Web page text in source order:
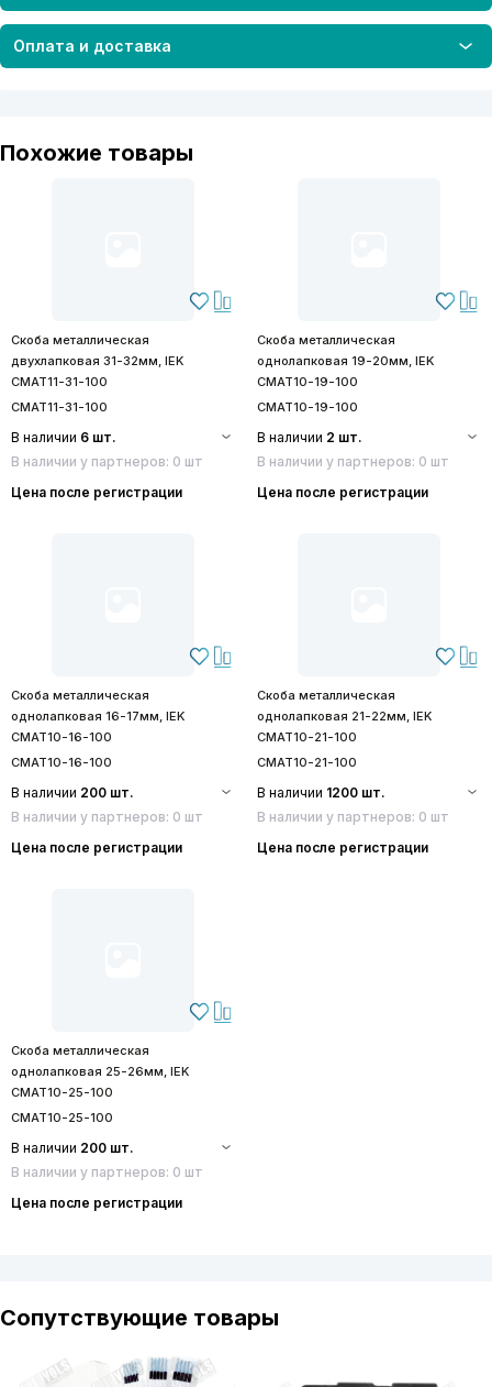
Оплата и доставка
Похожие товары
Скоба металлическая
двухлапковая 31-32мм, IEK
CMAT11-31-100
CMAT11-31-100
В наличии 6 шт.
В наличии у партнеров: 0 шт
Цена после регистрации
Скоба металлическая
однолапковая 19-20мм, IEK
CMAT10-19-100
CMAT10-19-100
В наличии 2 шт.
В наличии у партнеров: 0 шт
Цена после регистрации
Скоба металлическая
однолапковая 16-17мм, IEK
CMAT10-16-100
CMAT10-16-100
В наличии 200 шт.
В наличии у партнеров: 0 шт
Цена после регистрации
Скоба металлическая
однолапковая 21-22мм, IЕK
CMAT10-21-100
CMAT10-21-100
В наличии 1200 шт.
В наличии у партнеров: 0 шт
Цена после регистрации
Скоба металлическая
однолапковая 25-26мм, IЕK
CMAT10-25-100
CMAT10-25-100
В наличии 200 шт.
В наличии у партнеров: 0 шт
Цена после регистрации
Сопутствующие товары